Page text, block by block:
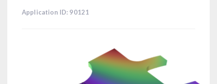
Application ID: 90121